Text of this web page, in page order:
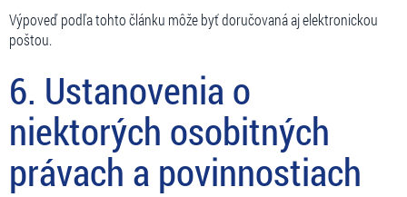
Výpoveď podľa tohto článku môže byť doručovaná aj elektronickou
poštou.
6. Ustanovenia o
niektorých osobitných
právach a povinnostiach